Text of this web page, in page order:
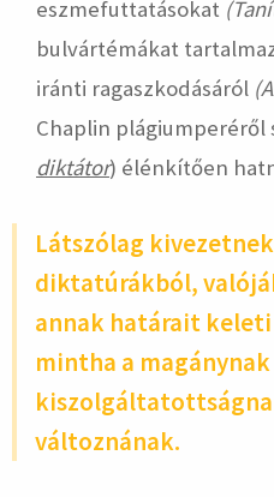
eszmefuttatásokat
bulvártémákat
iránti ragaszkodásáról
Chaplin plágiumperéről
diktátor) élénkítően
Látszólag
diktatúrákból,
annak határait
mintha a magánynak
változnának.